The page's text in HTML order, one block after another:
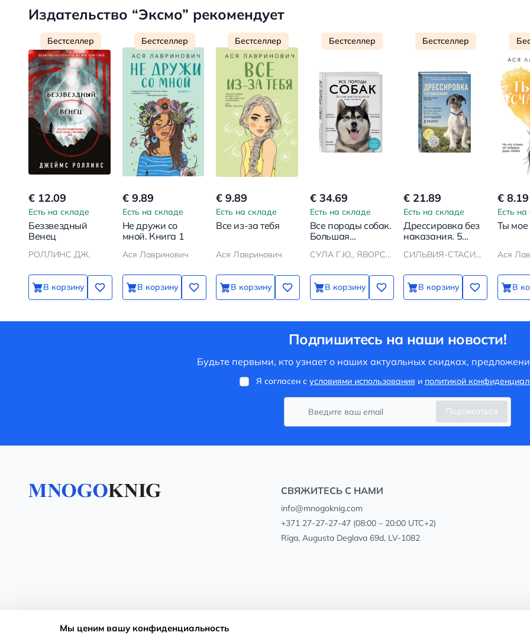
Издательство “Эксмо” рекомендует
Бестселлер
€ 12.09
Есть на складе
Беззвездный
Венец
РОЛЛИНС ДЖ.
В корзину
Бестселлер
€ 9.89
Есть на складе
Не дружи со
мной. Книга 1
Ася Лавринович
В корзину
Бестселлер
€ 9.89
Есть на складе
Все из-за тебя
Ася Лавринович
В корзину
Бестселлер
€ 34.69
Есть на складе
Все породы собак.
Большая
энциклопедия
СУЛА Г.Ю., ЯВОРСКАЯ-МИЛЕШКИНА
В корзину
Бестселлер
€ 21.89
Есть на складе
Дрессировка без
наказания. 5
сделают вашу
мире
СИЛЬВИЯ-СТАСИЕВИЧ Д., КЕЙ Л.
В корзину
€ 8.19
Есть
Ты мое
Ася
В
Подпишитесь на наши новости!
Будьте первыми, кто узнает о наших актуальных скидках,
Я согласен с условиями использования и политикой
Подписаться
СВЯЖИТЕСЬ С НАМИ
info@mnogoknig.com
+371 27-27-27-47(08:00 – 20:00 UTC+2)
Rīga, Augusta Deglava 69d, LV-1082
Мы ценим вашу конфиденциальность